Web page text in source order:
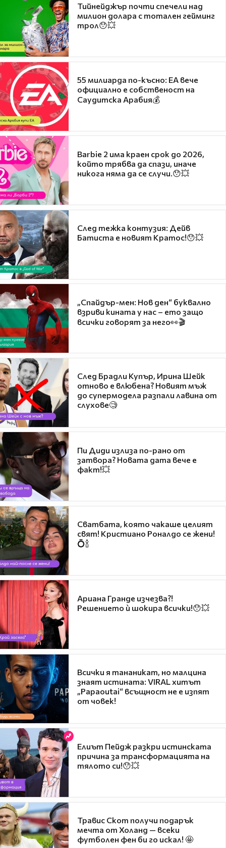
Тийнейджър почти спечели над
милион долара с тотален гейминг
трол😯💥
55 милиарда по-късно: EA вече
официално е собственост на
Саудитска Арабия💰
Barbie 2 има краен срок до 2026,
който трябва да спази, иначе
никога няма да се случи.😯💥
След тежка контузия: Дейв
Батиста е новият Кратос!😯💥
„Спайдър-мен: Нов ден“ буквално
взриви кината у нас – ето защо
всички говорят за него👀🎬
След Брадли Купър, Ирина Шейк
отново е влюбена? Новият мъж
до супермодела разпали лавина от
слухове🧐
Пи Диди излиза по-рано от
затвора? Новата дата вече е
факт!💥
Сватбата, която чакаше целият
свят! Кристиано Роналдо се жени!
💍🍾
Ариана Гранде изчезва?!
Решението ѝ шокира всички!😯💥
Всички я тананикат, но малцина
знаят истината: VIRAL хитът
„Papaoutai“ всъщност не е изпят
от човек!
Елиът Пейдж разкри истинската
причина за трансформацията на
тялото си!😯💥
Травис Скот получи подарък
мечта от Холанд — всеки
футболен фен би го искал! 🤩